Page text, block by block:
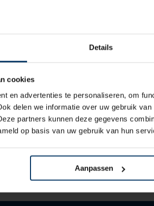
Details
cookies
en advertenties te personaliseren, om
delen we informatie over uw gebruik
partners kunnen deze gegevens
op basis van uw gebruik van hun
Aanpassen
Dropfender Ø24 x 70 cm
€28,60 incl BTW